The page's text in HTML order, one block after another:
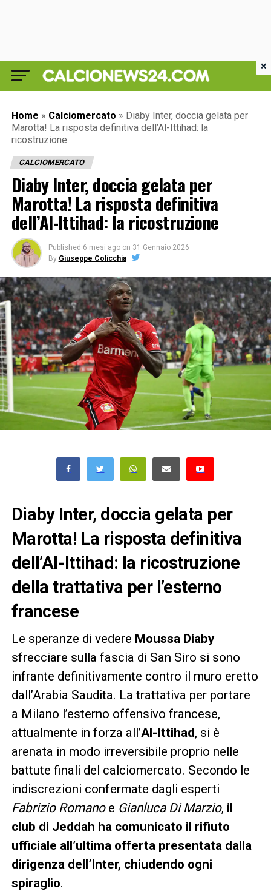
Home » Calciomercato » Diaby Inter, doccia gelata per
Marotta! La risposta definitiva dell’Al-Ittihad: la
ricostruzione
CALCIOMERCATO
Diaby Inter, doccia gelata per
Marotta! La risposta definitiva
dell’Al-Ittihad: la ricostruzione
Published 6 mesi ago on 31 Gennaio 2026
By Giuseppe Colicchia
Diaby Inter, doccia gelata per
Marotta! La risposta definitiva
dell’Al-Ittihad: la ricostruzione
della trattativa per l’esterno
francese
Le speranze di vedere Moussa Diaby
sfrecciare sulla fascia di San Siro si sono
infrante definitivamente contro il muro eretto
dall’Arabia Saudita. La trattativa per portare
a Milano l’esterno offensivo francese,
attualmente in forza all’Al-Ittihad, si è
arenata in modo irreversibile proprio nelle
battute finali del calciomercato. Secondo le
indiscrezioni confermate dagli esperti
Fabrizio Romanoe Gianluca Di Marzio, il
club di Jeddah ha comunicato il rifiuto
ufficiale all’ultima offerta presentata dalla
dirigenza dell’Inter, chiudendo ogni
spiraglio.
×